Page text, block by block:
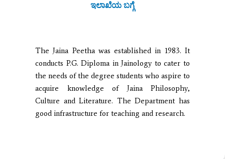
ಇಲಾಖೆಯ ಬಗ್ಗೆ
The Jaina Peetha was established in 1983. It
conducts P.G. Diploma in Jainology to cater to
the needs of the degree students who aspire to
acquire knowledge of Jaina Philosophy,
Culture and Literature. The Department has
good infrastructure for teaching and research.